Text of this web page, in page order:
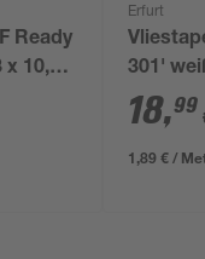
Ready
10,05
Erfurt
301'
m
18,99
1,89 € /